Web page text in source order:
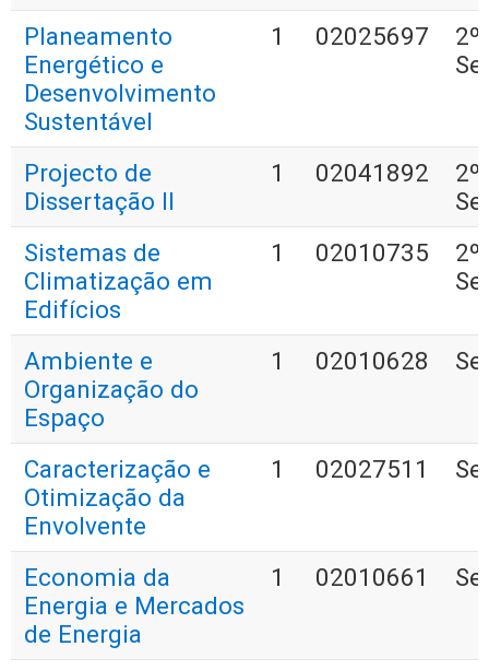
Planeamento
Energético e
Desenvolvimento
Sustentável
1 02025697
2º
Projecto de
Dissertação II
1 02041892
2º
Sistemas de
Climatização em
Edifícios
1 02010735
2º
Ambiente e
Organização do
Espaço
1 02010628
Caracterização e
Otimização da
Envolvente
1 02027511
Economia da
Energia e Mercados
de Energia
1 02010661